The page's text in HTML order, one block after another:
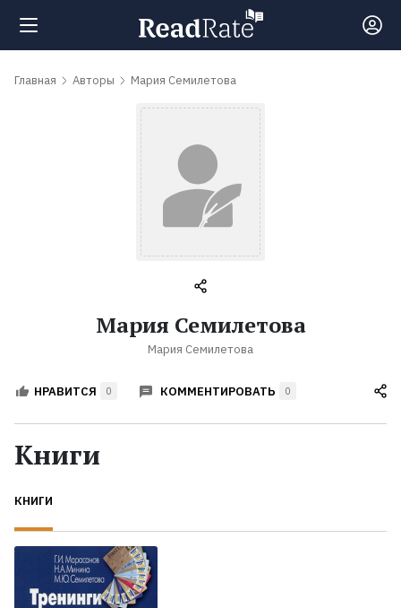
Поиск
обсуждаемые
Авторы
Жанры
Экранизации
Коллекции
Главная Авторы Мария Семилетова
Мария Семилетова
Мария Семилетова
НРАВИТСЯ 0 КОММЕНТИРОВАТЬ 0
Книги
КНИГИ